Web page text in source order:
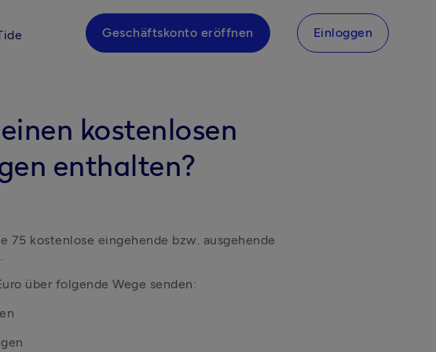
Geschäftskonto eröffnen Einloggen
kostenlosen
enthalten?
75 kostenlose eingehende bzw. ausgehende
über folgende Wege senden: